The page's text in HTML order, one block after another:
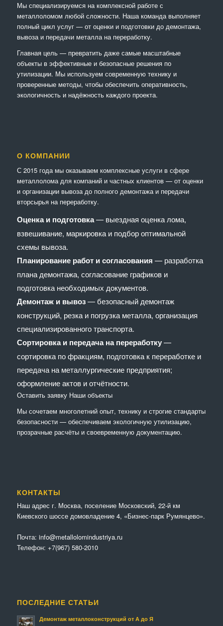
Мы специализируемся на комплексной работе с
металлоломом любой сложности. Наша команда выполняет
полный цикл услуг — от оценки и подготовки до демонтажа,
вывоза и передачи металла на переработку.
Главная цель — превратить даже самые масштабные
объекты в эффективные и безопасные решения по
утилизации. Мы используем современную технику и
проверенные методы, чтобы обеспечить оперативность,
экологичность и надёжность каждого проекта.
О КОМПАНИИ
С 2015 года мы оказываем комплексные услуги в сфере
металлолома для компаний и частных клиентов — от оценки
и организации вывоза до полного демонтажа и передачи
вторсырья на переработку.
Оценка и подготовка— выездная оценка лома,
взвешивание, маркировка и подбор оптимальной
схемы вывоза.
Планирование работ и согласования — разработка
плана демонтажа, согласование графиков и
подготовка необходимых документов.
Демонтаж и вывоз— безопасный демонтаж
конструкций, резка и погрузка металла, организация
специализированного транспорта.
Сортировка и передача на переработку—
сортировка по фракциям, подготовка к переработке и
передача на металлургические предприятия;
оформление актов и отчётности.
Оставить заявку Наши объекты
Мы сочетaем многолетний опыт, технику и строгие стандарты
безопасности — обеспечиваем экологичную утилизацию,
прозрачные расчёты и своевременную документацию.
КОНТАКТЫ
Наш адрес г. Москва, поселение Московский, 22-й км
Киевского шоссе домовладение 4, «Бизнес-парк Румянцево».
Почта: info@metallolomindustriya.ru
Телефон: +7(967) 580-2010
ПОСЛЕДНИЕ СТАТЬИ
Демонтаж металлоконструкций от А до Я